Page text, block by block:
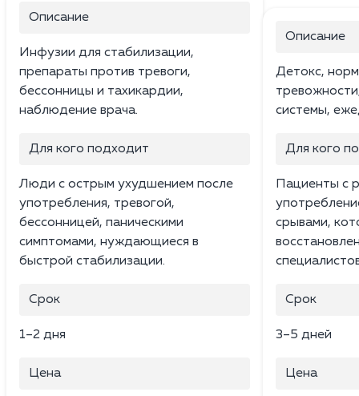
Описание
Инфузии для стабилизации,
препараты против тревоги,
бессонницы и тахикардии,
наблюдение врача.
Для кого подходит
Люди с острым ухудшением после
употребления, тревогой,
бессонницей, паническими
симптомами, нуждающиеся в
быстрой стабилизации.
Срок
1–2 дня
Цена
Описание
Детокс,
системы,
Для кого
Пациенты с
срывами,
Срок
3–5 дней
Цена